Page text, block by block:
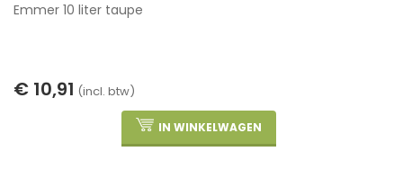
Emmer 10 liter taupe
€ 10,91 (incl. btw)
IN WINKELWAGEN